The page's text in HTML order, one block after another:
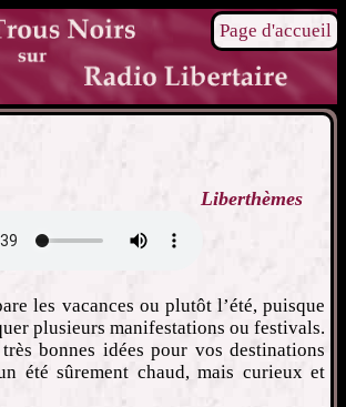
Liberthèmes
les vacances ou plutôt l’été, puisque
plusieurs manifestations ou festivals.
bonnes idées pour vos destinations
été sûrement chaud, mais curieux et
Page d'accueil